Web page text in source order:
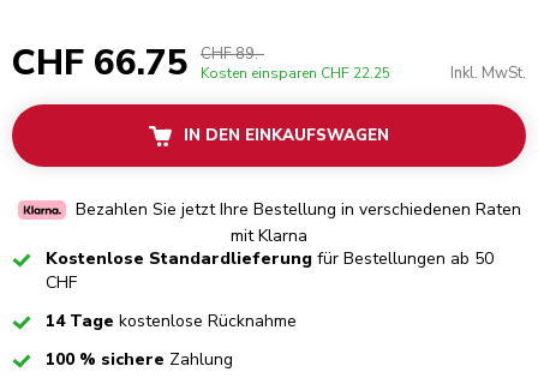
CHF 66.75 CHF 89.-
Kosten einsparen CHF 22.25 Inkl. MwSt.
IN DEN EINKAUFSWAGEN
Bezahlen Sie jetzt Ihre Bestellung in verschiedenen Raten
mit Klarna
CheckedKostenlose Standardlieferung für Bestellungen ab 50
CHF
Checked14 Tage kostenlose Rücknahme
Checked100 % sichere Zahlung